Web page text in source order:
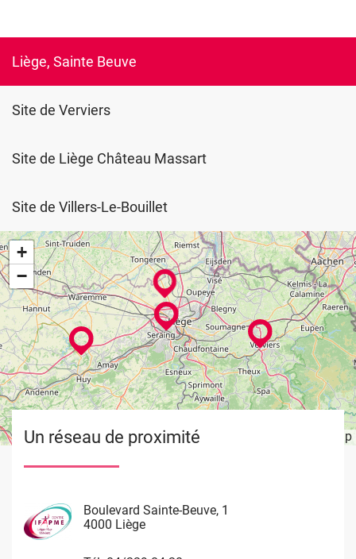
+
−
OpenStreetMap
Un réseau de proximité
Image
Boulevard Sainte-Beuve, 1
4000 Liège
Image
Rue de Limbourg, 37
4800 Verviers
Image
Rue du Château Massart, 70
4000 Liège
Image
Waremme 101
4530 Villers Le Bouillet
Liège, Sainte Beuve
Site de Verviers
Site de Liège Château Massart
Site de Villers-Le-Bouillet